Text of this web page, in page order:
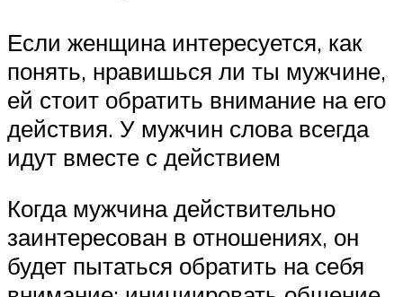
Если женщина интересуется, как
понять, нравишься ли ты мужчине,
ей стоит обратить внимание на его
действия. У мужчин слова всегда
идут вместе с действием
Когда мужчина действительно
заинтересован в отношениях, он
будет пытаться обратить на себя